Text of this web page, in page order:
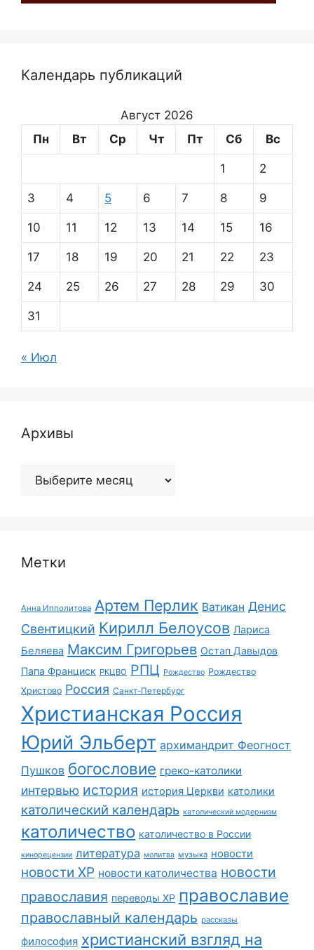
Календарь публикаций
Август 2026
Пн
Вт Ср Чт Пт Сб Вс
1 2
3 4 5 6 7 8 9
10 11 12 13 14 15 16
17 18 19 20 21 22 23
24 25 26 27 28 29 30
31
« Июл
Архивы
Архивы
Метки
Анна Ипполитова Артем Перлик Ватикан Денис
Свентицкий Кирилл Белоусов Лариса
Беляева Максим Григорьев Остап Давыдов
Папа Франциск РКЦВО РПЦ Рождество Рождество
Христово Россия Санкт-Петербург
Христианская Россия
Юрий Эльберт архимандрит Феогност
Пушков богословие греко-католики
интервью история история Церкви католики
католический календарь католический модернизм
католичество католичество в России
кинорецензии литература молитва музыка новости
новости ХР новости католичества новости
православия переводы ХР православие
православный календарь рассказы
философия христианский взгляд на